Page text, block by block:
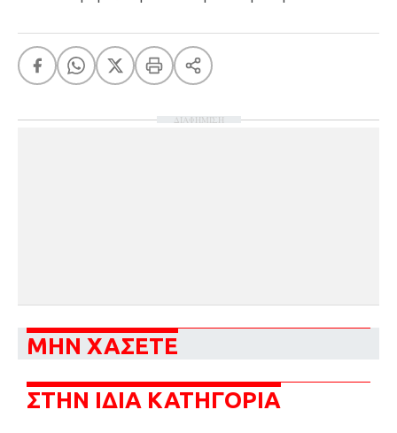
ΔΙΑΦΗΜΙΣΗ
ΜΗΝ ΧΑΣΕΤΕ
ΣΤΗΝ ΙΔΙΑ ΚΑΤΗΓΟΡΙΑ